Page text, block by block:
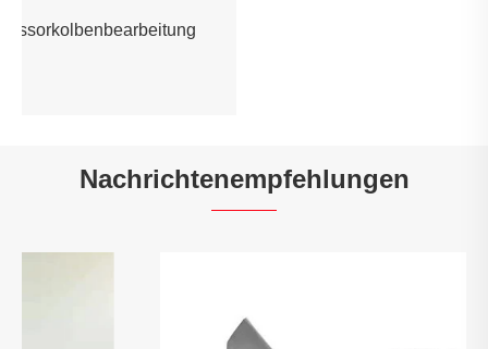
CNC -Metall -Zahnradbearbeitung
Nachrichtenempfehlungen